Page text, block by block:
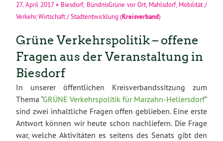
27. April 2017• Biesdorf, BündnisGrüne vor Ort, Mahlsdorf, Mobilität /
Verkehr,Wirtschaft / Stadtentwicklung (Kreisverband)
Grüne Verkehrspolitik – offene
Fragen aus der Veranstaltung in
Biesdorf
In unserer öffentlichen Kreisverbandssitzung zum
Thema “GRÜNE Verkehrspolitik für Marzahn-Hellersdorf”
sind zwei inhaltliche Fragen offen geblieben. Eine erste
Antwort können wir heute schon nachliefern. Die Frage
war, welche Aktivitäten es seitens des Senats gibt den